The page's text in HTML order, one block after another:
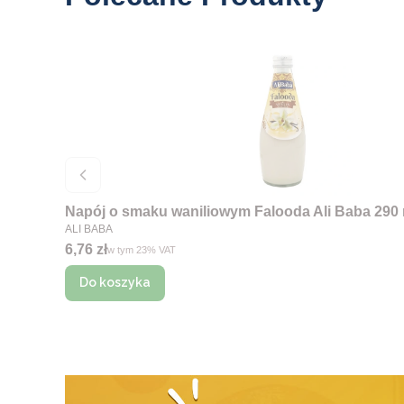
Napój o smaku waniliowym Falooda Ali Baba 290
PRODUCENT
ALI BABA
Cena brutto
6,76 złw tym %s VAT
w tym 23% VAT
Do koszyka